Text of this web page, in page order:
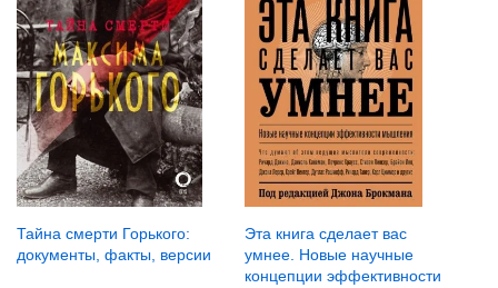
Тайна смерти Горького:
документы, факты, версии
Эта книга сделает вас
умнее. Новые научные
концепции эффективности